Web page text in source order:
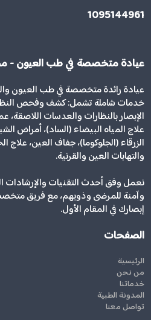
1095144961
عيادة متخصصة في طب العيون -
عيادة رائدة متخصصة في طب العيون
خدمات شاملة تشمل: كشف وفحص
الإبصار بالنظارات والعدسات اللاصقة،
علاج المياه البيضاء (الساد)، أمراض
الزرقاء (الجلوكوما)، جفاف العين، علاج
والتهابات العين والقرنية.
نعمل وفق أحدث التقنيات والإرشادات
وآمنة للمرضى وذويهم، مع فريق
إبصارك في المقام الأول.
الصفحات
الرئيسية
من نحن
خدماتنا
المدونة الطبية
تواصل معنا